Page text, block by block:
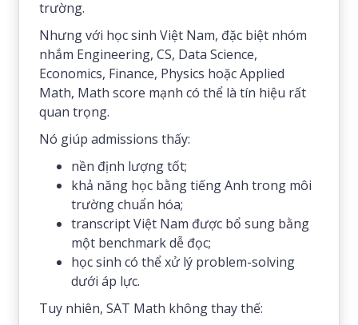
trường.
Nhưng với học sinh Việt Nam, đặc biệt nhóm
nhắm Engineering, CS, Data Science,
Economics, Finance, Physics hoặc Applied
Math, Math score mạnh có thể là tín hiệu rất
quan trọng.
Nó giúp admissions thấy:
nền định lượng tốt;
khả năng học bằng tiếng Anh trong môi
trường chuẩn hóa;
transcript Việt Nam được bổ sung bằng
một benchmark dễ đọc;
học sinh có thể xử lý problem-solving
dưới áp lực.
Tuy nhiên, SAT Math không thay thế: